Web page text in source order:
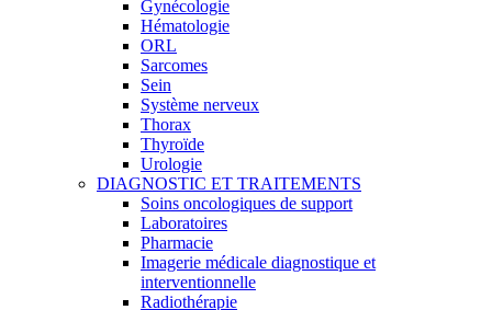
Gynécologie
Hématologie
ORL
Sarcomes
Sein
Système nerveux
Thorax
Thyroïde
Urologie
DIAGNOSTIC ET TRAITEMENTS
Soins oncologiques de support
Laboratoires
Pharmacie
Imagerie médicale diagnostique et
interventionnelle
Radiothérapie